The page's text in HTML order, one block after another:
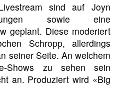
sind auf Joyn
sowie eine
geplant. Diese moderiert
Schropp, allerdings
seiner Seite. An welchem
Shows zu sehen sein
an. Produziert wird «Big